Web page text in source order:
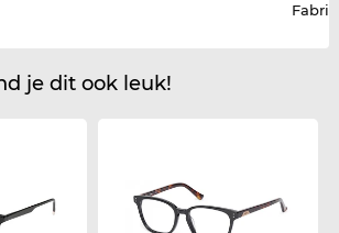
je dit ook leuk!